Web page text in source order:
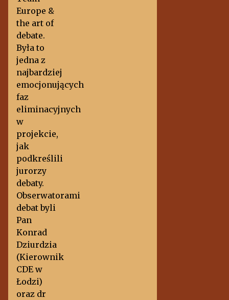
Europe &
the art of
debate.
Była to
jedna z
najbardziej
emocjonujących
faz
eliminacyjnych
w
projekcie,
jak
podkreślili
jurorzy
debaty.
Obserwatorami
debat byli
Pan
Konrad
Dziurdzia
(Kierownik
CDE w
Łodzi)
oraz dr